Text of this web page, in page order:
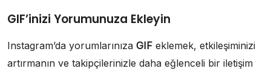
GIF’inizi Yorumunuza Ekleyin
Instagram’da yorumlarınıza GIF eklemek, etkileşiminizi
artırmanın ve takipçilerinizle daha eğlenceli bir iletişim